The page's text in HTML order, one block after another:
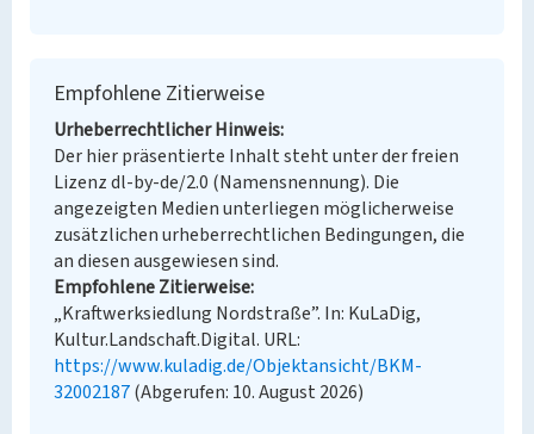
Empfohlene Zitierweise
Urheberrechtlicher Hinweis
Der hier präsentierte Inhalt steht unter der freien
Lizenz dl-by-de/2.0 (Namensnennung). Die
angezeigten Medien unterliegen möglicherweise
zusätzlichen urheberrechtlichen Bedingungen, die
an diesen ausgewiesen sind.
Empfohlene Zitierweise
„Kraftwerksiedlung Nordstraße”. In: KuLaDig,
Kultur.Landschaft.Digital. URL:
https://www.kuladig.de/Objektansicht/BKM-
32002187(Abgerufen: 10. August 2026)